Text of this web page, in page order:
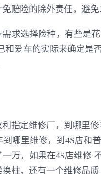
赔险的除外责任，避免
求选择险种，有些是
和爱车的实际来确定
指定维修厂，到哪里
哪里维修，到4S店和
万，如果在4S店维修
柱，还有一个维修品质